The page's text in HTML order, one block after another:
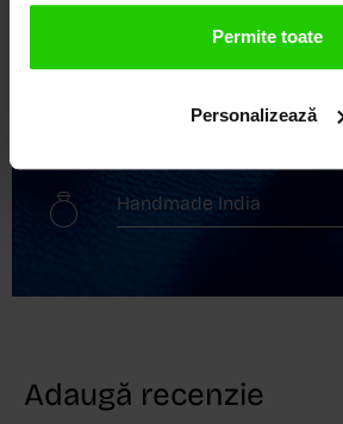
Permite toate
Personalizează
Transport gratuit
Livrare în 24 - 48h
Handmade India
Adaugă recenzie